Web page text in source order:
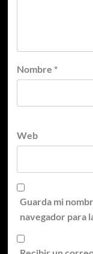
Nombre *
Web
Guarda mi
navegador para